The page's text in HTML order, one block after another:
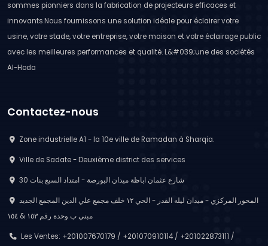
sommes pionniers dans la fabrication de projecteurs efficaces et
innovants.Nous fournissons une solution idéale pour éclairer votre
usine, votre stade, votre entreprise, votre maison et votre éclairage public
avec les meilleures performances et qualité. L&#039;une des sociétés
Al-Hoda
Contactez-nous
Zone industrielle A1 - la 10e ville de Ramadan à Sharqia.
Ville de Sadate - Deuxième district des services
30 شارع عثمان اباظة ميدان البورصة - امتداد السبع بنات
مبني ب وحدة رقم ١٥٣ & ١٥٤
Les Ventes: +201007670179 / +201070910114 / +201022873111 /